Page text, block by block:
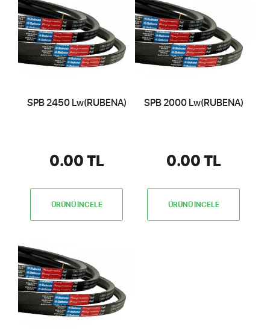
SPB 2450 Lw(RUBENA)
0.00 TL
ÜRÜNÜ İNCELE
SPB 2000 Lw(RUBENA)
0.00 TL
ÜRÜNÜ İNCELE